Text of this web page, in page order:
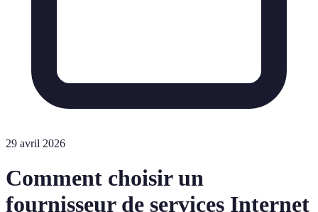
29 avril 2026
Comment choisir un
fournisseur de services Internet